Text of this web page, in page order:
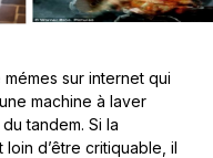
sur internet qui
machine à laver
tandem. Si la
d’être critiquable, il